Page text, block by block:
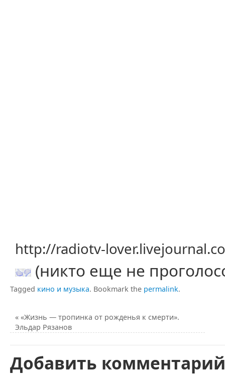
http://radiotv-
(никто еще не
Tagged кино и музыка. Bookmark the permalink.
« «Жизнь — тропинка от рожденья к смерти».
Эльдар Рязанов
Добавить комментарий